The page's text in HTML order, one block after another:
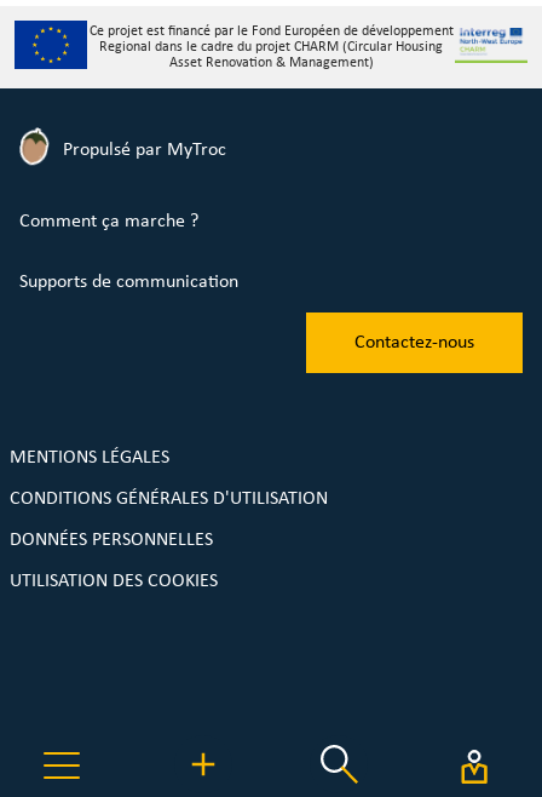
Ce projet est financé par le Fond Européen de développement
Regional dans le cadre du projet CHARM (Circular Housing
Asset Renovation & Management)
Propulsé par MyTroc
Comment ça marche ?
Supports de communication
Contactez-nous
MENTIONS LÉGALES
CONDITIONS GÉNÉRALES D'UTILISATION
DONNÉES PERSONNELLES
UTILISATION DES COOKIES
Une plateforme de réemploi MyTroc.pro